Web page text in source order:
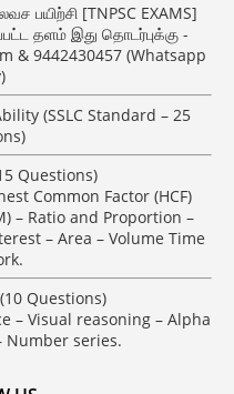
பயிற்சி [TNPSC EXAMS]
தளம் இது தொடர்புக்கு -
& 9442430457 (Whatsapp
(SSLC Standard – 25
Questions)
Common Factor (HCF)
– Ratio and Proportion –
– Area – Volume Time
Questions)
– Visual reasoning – Alpha
Number series.